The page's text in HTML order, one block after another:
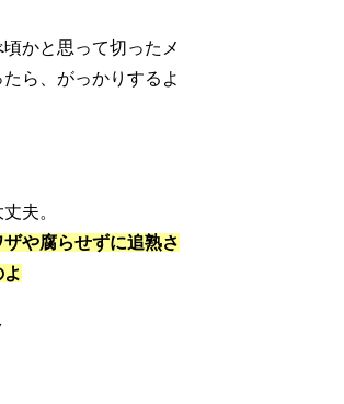
かと思って切ったメ
ら、がっかりするよ
夫。
や腐らせずに追熟さ